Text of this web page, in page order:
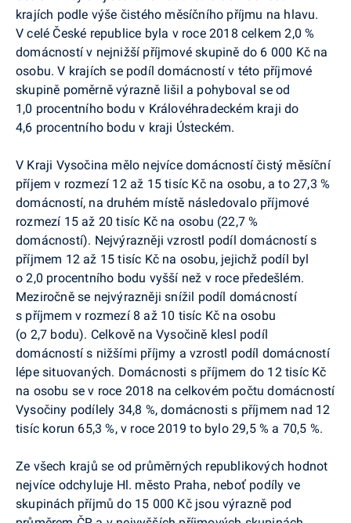
krajích podle výše čistého měsíčního příjmu na hlavu.
V celé České republice byla v roce 2018 celkem 2,0 %
domácností v nejnižší příjmové skupině do 6 000 Kč na
osobu. V krajích se podíl domácností v této příjmové
skupině poměrně výrazně lišil a pohyboval se od
1,0 procentního bodu v Královéhradeckém kraji do
4,6 procentního bodu v kraji Ústeckém.
V Kraji Vysočina mělo nejvíce domácností čistý měsíční
příjem v rozmezí 12 až 15 tisíc Kč na osobu, a to 27,3 %
domácností, na druhém místě následovalo příjmové
rozmezí 15 až 20 tisíc Kč na osobu (22,7 %
domácností). Nejvýrazněji vzrostl podíl domácností s
příjmem 12 až 15 tisíc Kč na osobu, jejichž podíl byl
o 2,0 procentního bodu vyšší než v roce předešlém.
Meziročně se nejvýrazněji snížil podíl domácností
s příjmem v rozmezí 8 až 10 tisíc Kč na osobu
(o 2,7 bodu). Celkově na Vysočině klesl podíl
domácností s nižšími příjmy a vzrostl podíl domácností
lépe situovaných. Domácnosti s příjmem do 12 tisíc Kč
na osobu se v roce 2018 na celkovém počtu domácností
Vysočiny podílely 34,8 %, domácnosti s příjmem nad 12
tisíc korun 65,3 %, v roce 2019 to bylo 29,5 % a 70,5 %.
Ze všech krajů se od průměrných republikových hodnot
nejvíce odchyluje Hl. město Praha, neboť podíly ve
skupinách příjmů do 15 000 Kč jsou výrazně pod